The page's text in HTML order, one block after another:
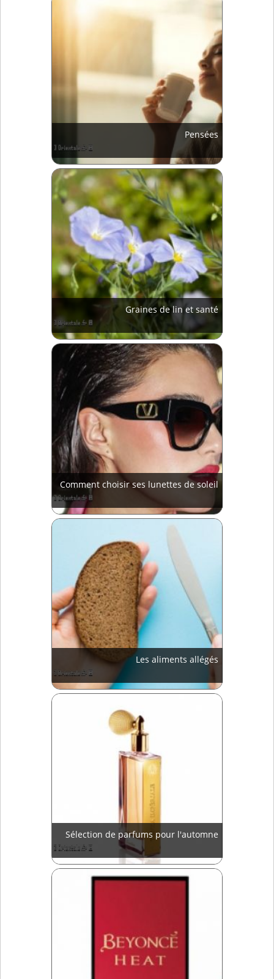
Pensées
Graines de lin et santé
Comment choisir ses lunettes de soleil
Les aliments allégés
Sélection de parfums pour l'automne